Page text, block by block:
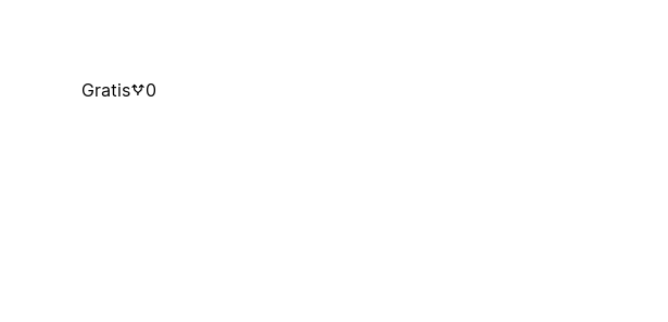
Gratis 0